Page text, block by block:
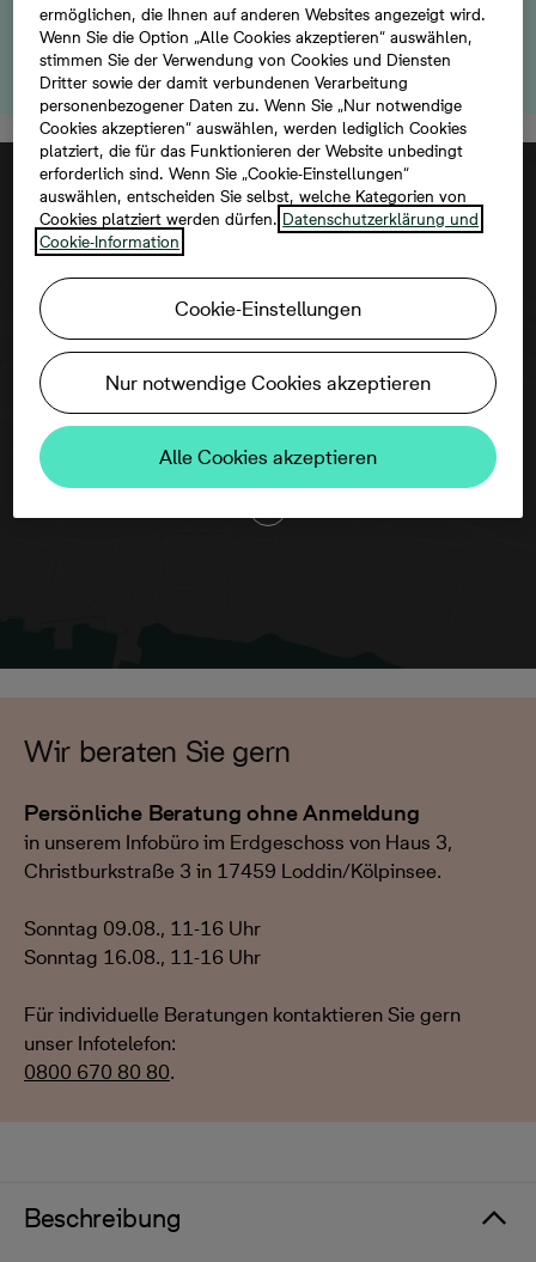
Besichtigungstermin, um Ihre zukünftige Investition zu
entdecken!
Um diese Karte ansehen zu können,
aktivieren Sie bitte die Dienste Dritter in
den Cookie-Einstellungen.
Wir beraten Sie gern
Persönliche Beratung ohne Anmeldung
in unserem Infobüro im Erdgeschoss von Haus 3,
Christburkstraße 3 in 17459 Loddin/Kölpinsee.
Sonntag 09.08., 11-16 Uhr
Sonntag 16.08., 11-16 Uhr
Für individuelle Beratungen kontaktieren Sie gern
unser Infotelefon:
0800 670 80 80.
Beschreibung
ermöglichen, die Ihnen auf anderen Websites angezeigt wird.
Wenn Sie die Option „Alle Cookies akzeptieren“ auswählen,
stimmen Sie der Verwendung von Cookies und Diensten
Dritter sowie der damit verbundenen Verarbeitung
personenbezogener Daten zu. Wenn Sie „Nur notwendige
Cookies akzeptieren“ auswählen, werden lediglich Cookies
platziert, die für das Funktionieren der Website unbedingt
erforderlich sind. Wenn Sie „Cookie-Einstellungen“
auswählen, entscheiden Sie selbst, welche Kategorien von
Cookies platziert werden dürfen. Datenschutzerklärung und
Cookie-Information
Cookie-Einstellungen
Nur notwendige Cookies akzeptieren
Alle Cookies akzeptieren